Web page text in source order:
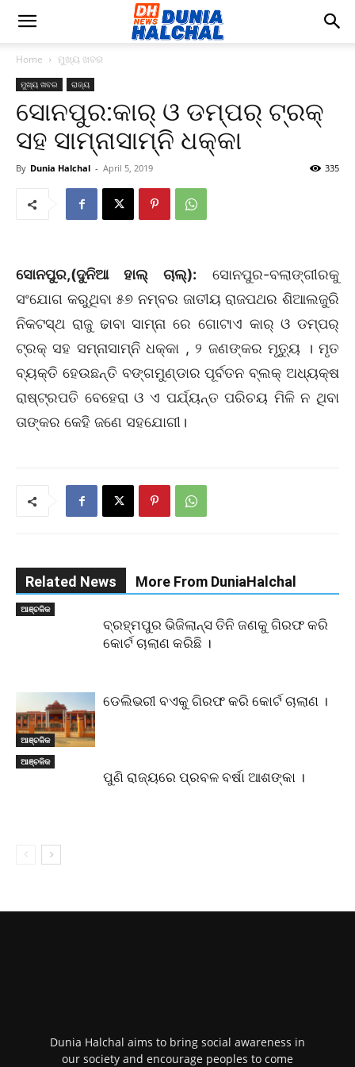
Home ମୁଖ୍ୟ ଖବର
ମୁଖ୍ୟ ଖବର ରାଜ୍ୟ
ସୋନପୁର:କାର୍‌ ଓ ଡମ୍ପର୍‌ ଟ୍ରକ୍‌
ସହ ସାମ୍ନାସାମ୍ନି ଧକ୍କା
By Dunia Halchal - April 5, 2019 335
ସୋନପୁର,(ଦୁନିଆ ହାଲ୍ ଚାଲ୍): ସୋନପୁର-ବଲାଙ୍ଗୀରକୁ
ସଂଯୋଗ କରୁଥିବା ୫୭ ନମ୍ବର ଜାତୀୟ ରାଜପଥର ଶିଆଲଜୁରି
ନିକଟସ୍ଥ ରାଜୁ ଢାବା ସାମ୍ନା ରେ ଗୋଟାଏ କାର୍‌ ଓ ଡମ୍ପର୍‌
ଟ୍ରକ୍‌ ସହ ସମ୍ନାସାମ୍ନି ଧକ୍କା , ୨ ଜଣଙ୍କର ମୃତ୍ୟୁ । ମୃତ
ବ୍ୟକ୍ତି ହେଉଛନ୍ତି ବଙ୍ଗମୁଣ୍ଡାର ପୂର୍ବତନ ବ୍ଲକ୍‌ ଅଧ୍ୟକ୍ଷ
ରାଷ୍ଟ୍ରପତି ବେହେରା ଓ ଏ ପର୍ଯ୍ୟନ୍ତ ପରିଚୟ ମିଳି ନ ଥିବା
ତାଙ୍କର କେହି ଜଣେ ସହଯୋଗୀ।
Related News More From DuniaHalchal
ଆଞ୍ଚଳିକ
ବ୍ରହ୍ମପୁର ଭିଜିଲାନ୍ସ ତିନି ଜଣକୁ ଗିରଫ କରି
କୋର୍ଟ ଚାଲାଣ କରିଛି ।
ଆଞ୍ଚଳିକ
ଡେଲିଭରୀ ବଏକୁ ଗିରଫ କରି କୋର୍ଟ ଚାଲାଣ ।
ଆଞ୍ଚଳିକ
ପୁଣି ରାଜ୍ୟରେ ପ୍ରବଳ ବର୍ଷା ଆଶଙ୍କା ।
Editor & Publisher : Ramesh Chandra Patra